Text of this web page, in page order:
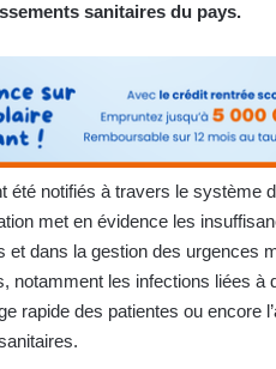
sanitaires du pays.
été notifiés à travers le système
met en évidence les
et dans la gestion des urgences
notamment les infections liées à
rapide des patientes ou encore